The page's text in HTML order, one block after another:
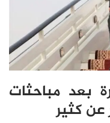
بعد مباحثات
كثير